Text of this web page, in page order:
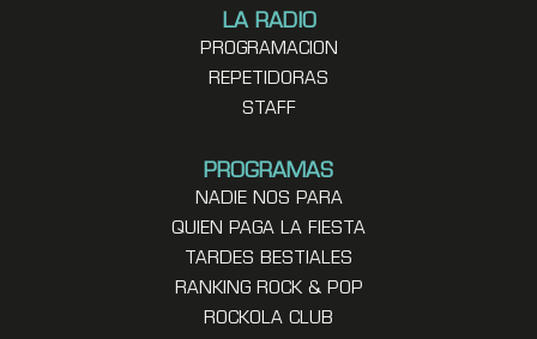
LA RADIO
PROGRAMACION
REPETIDORAS
STAFF
PROGRAMAS
NADIE NOS PARA
QUIEN PAGA LA FIESTA
TARDES BESTIALES
RANKING ROCK & POP
ROCKOLA CLUB